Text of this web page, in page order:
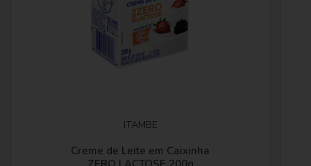
ITAMBE
Creme de Leite em Caixinha